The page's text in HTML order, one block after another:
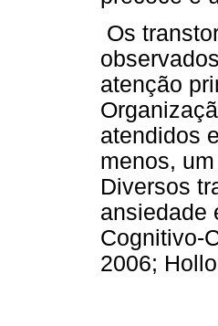
Os
atenção
atendidos
menos,
Diversos
ansiedade
Cognitivo-
2006;